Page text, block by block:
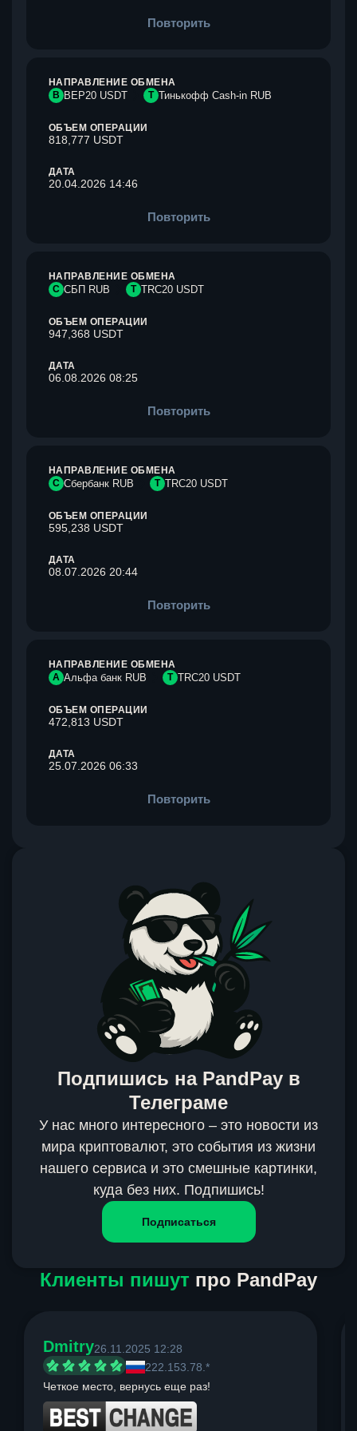
Повторить
НАПРАВЛЕНИЕ ОБМЕНА
B BEP20 USDT Т Тинькофф Cash-in RUB
ОБЪЕМ ОПЕРАЦИИ
818,777 USDT
ДАТА
20.04.2026 14:46
Повторить
НАПРАВЛЕНИЕ ОБМЕНА
С СБП RUB T TRC20 USDT
ОБЪЕМ ОПЕРАЦИИ
947,368 USDT
ДАТА
06.08.2026 08:25
Повторить
НАПРАВЛЕНИЕ ОБМЕНА
С Сбербанк RUB T TRC20 USDT
ОБЪЕМ ОПЕРАЦИИ
595,238 USDT
ДАТА
08.07.2026 20:44
Повторить
НАПРАВЛЕНИЕ ОБМЕНА
А Альфа банк RUB T TRC20 USDT
ОБЪЕМ ОПЕРАЦИИ
472,813 USDT
ДАТА
25.07.2026 06:33
Повторить
Подпишись на PandPay в
Телеграме
У нас много интересного – это новости из
мира криптовалют, это события из жизни
нашего сервиса и это смешные картинки,
куда без них. Подпишись!
Подписаться
Клиенты пишут про PandPay
Dmitry26.11.2025 12:28
222.153.78.*
Четкое место, вернусь еще раз!